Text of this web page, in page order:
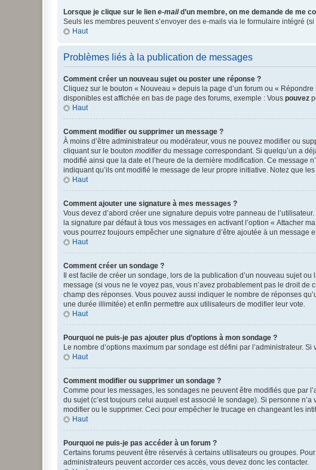
Lorsque je clique sur le lien e-maild’un membre, on me demande de me
Seuls les membres peuvent s’envoyer des e-mails via le formulaire intégré
Haut
Problèmes liés à la publication de messages
Comment créer un nouveau sujet ou poster une réponse ?
Cliquez sur le bouton « Nouveau » depuis la page d’un forum ou «
disponibles est affichée en bas de page des forums, exemple : Vous pouvez
Haut
Comment modifier ou supprimer un message ?
À moins d’être administrateur ou modérateur, vous ne pouvez modifier ou
cliquant sur le bouton modifierdu message correspondant. Si quelqu’un a
modifié ainsi que la date et l’heure de la dernière modification. Ce message
indiquant qu’ils ont modifié le message de leur propre initiative. Notez que
Haut
Comment ajouter une signature à mes messages ?
Vous devez d’abord créer une signature depuis votre panneau de
la signature par défaut à tous vos messages en activant l’option « Attacher
vous pourrez toujours empêcher une signature d’être ajoutée à un message
Haut
Comment créer un sondage ?
Il est facile de créer un sondage, lors de la publication d’un nouveau sujet
message (si vous ne le voyez pas, vous n’avez probablement pas le droit
champ des réponses. Vous pouvez aussi indiquer le nombre de réponses
une durée illimitée) et enfin permettre aux utilisateurs de modifier leur vote.
Haut
Pourquoi ne puis-je pas ajouter plus d’options à mon sondage ?
Le nombre d’options maximum par sondage est défini par l’administrateur.
Haut
Comment modifier ou supprimer un sondage ?
Comme pour les messages, les sondages ne peuvent être modifiés que par
du sujet (c’est toujours celui auquel est associé le sondage). Si personne
modifier ou le supprimer. Ceci pour empêcher le trucage en changeant les
Haut
Pourquoi ne puis-je pas accéder à un forum ?
Certains forums peuvent être réservés à certains utilisateurs ou groupes.
administrateurs peuvent accorder ces accès, vous devez donc les contacter.